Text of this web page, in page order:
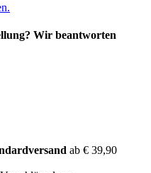
Wir beantworten
ab € 39,90